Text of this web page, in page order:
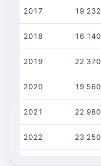
2017 19 232
2018 16 140
2019 22 370
2020 19 560
2021 22 980
2022 23 250